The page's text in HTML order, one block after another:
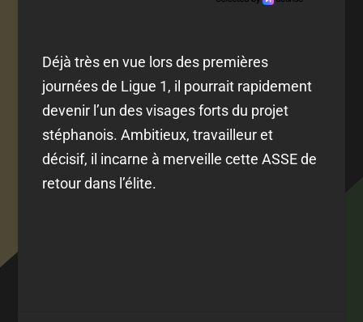
Déjà très en vue lors des premières
journées de Ligue 1, il pourrait rapidement
devenir l’un des visages forts du projet
stéphanois. Ambitieux, travailleur et
décisif, il incarne à merveille cette ASSE de
retour dans l’élite.